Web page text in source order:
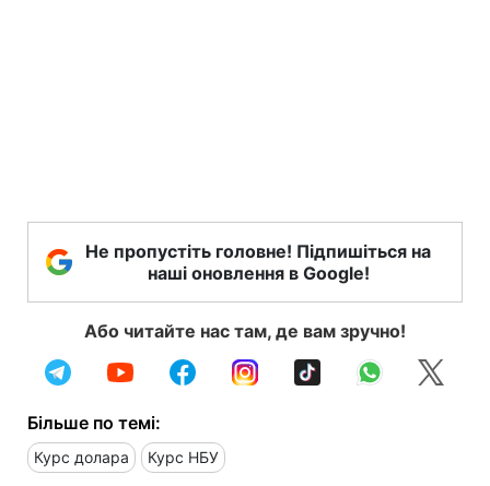
Не пропустіть головне! Підпишіться на
наші оновлення в Google!
Або читайте нас там, де вам зручно!
Більше по темі:
Курс долара Курс НБУ